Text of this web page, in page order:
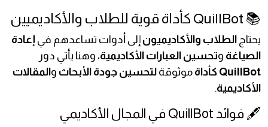
📚 QuillBot كأداة قوية للطلاب والأكاديميين
يحتاج الطلاب والأكاديميون إلى أدوات تساعدهم في إعادة
الصياغة وتحسين العبارات الأكاديمية، وهنا يأتي دور
QuillBot كأداة
موثوقة لتحسين جودة الأبحاث والمقالات
الأكاديمية.
🖋️ فوائد QuillBot في المجال الأكاديمي